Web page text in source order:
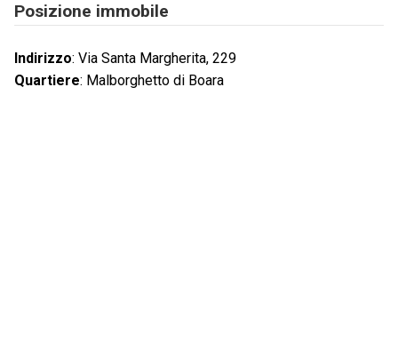
Posizione immobile
Indirizzo: Via Santa Margherita, 229
Quartiere: Malborghetto di Boara